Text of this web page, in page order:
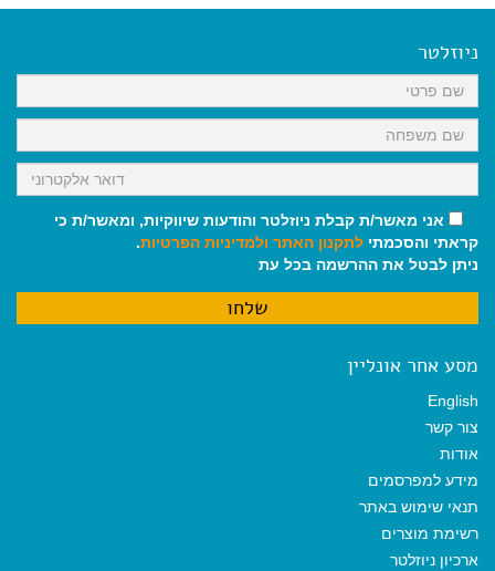
e
k
i
i
t
p
e
m
ניוזלטר
אני מאשר/ת קבלת ניוזלטר והודעות שיווקיות, ומאשר/ת כי
קראתי והסכמתי לתקנון האתר ולמדיניות הפרטיות.
ניתן לבטל את ההרשמה בכל עת
מסע אחר אונליין
English
צור קשר
אודות
מידע למפרסמים
תנאי שימוש באתר
רשימת מוצרים
ארכיון ניוזלטר